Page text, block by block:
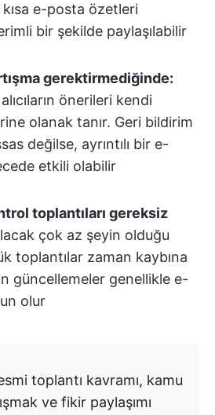
e-posta özetleri
bir şekilde paylaşılabilir
gerektirmediğinde:
önerileri kendi
olanak tanır. Geri bildirim
değilse, ayrıntılı bir e-
etkili olabilir
toplantıları gereksiz
çok az şeyin olduğu
toplantılar zaman kaybına
güncellemeler genellikle e-
olur
toplantı kavramı, kamu
ve fikir paylaşımı